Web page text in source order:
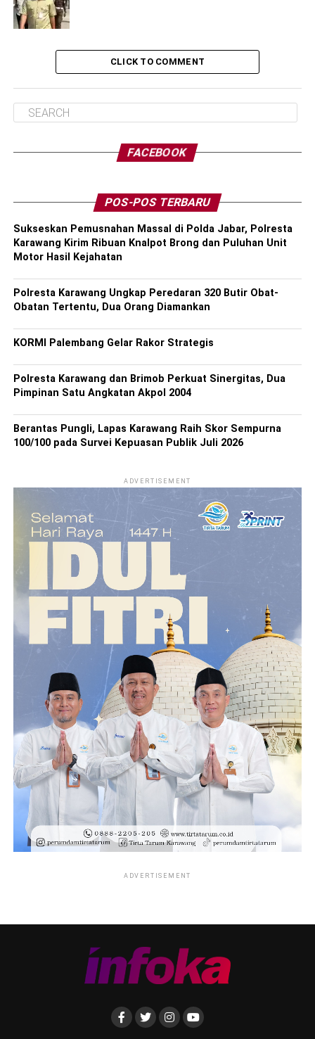
CLICK TO COMMENT
FACEBOOK
POS-POS TERBARU
Sukseskan Pemusnahan Massal di Polda Jabar, Polresta
Karawang Kirim Ribuan Knalpot Brong dan Puluhan Unit
Motor Hasil Kejahatan
Polresta Karawang Ungkap Peredaran 320 Butir Obat-
Obatan Tertentu, Dua Orang Diamankan
KORMI Palembang Gelar Rakor Strategis
Polresta Karawang dan Brimob Perkuat Sinergitas, Dua
Pimpinan Satu Angkatan Akpol 2004
Berantas Pungli, Lapas Karawang Raih Skor Sempurna
100/100 pada Survei Kepuasan Publik Juli 2026
ADVERTISEMENT
ADVERTISEMENT